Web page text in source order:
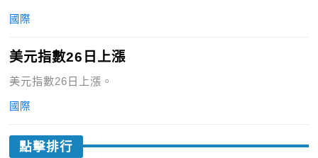
國際
美元指數26日上漲
美元指數26日上漲。
國際
點擊排行